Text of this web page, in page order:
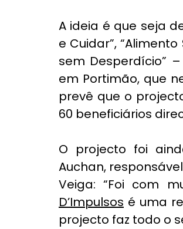
A ideia é que seja
e Cuidar”,
sem Desperdício”
em Portimão, que
prevê que o
60 beneficiários
O projecto foi
Auchan,
Veiga: “Foi com
D’Impulsos é uma
projecto faz todo o